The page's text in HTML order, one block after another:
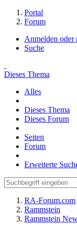
Portal
Forum
Anmelden oder
Suche
Dieses Thema
Alles
Dieses Thema
Dieses Forum
Seiten
Forum
Erweiterte
RA-Forum.com
Rammstein
Rammstein